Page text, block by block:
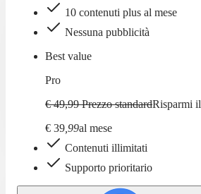
10 contenuti plus al mese
Nessuna pubblicità
Best value
Pro
€ 49,99 Prezzo standardRisparmi il
€ 39 99al mese
Contenuti illimitati
Supporto prioritario